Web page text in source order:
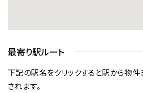
最寄り駅ルート
下記の駅名をクリックすると駅から物
されます。